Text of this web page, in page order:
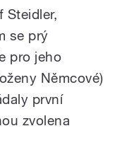
Steidler,
se prý
pro jeho
Němcové)
první
zvolena